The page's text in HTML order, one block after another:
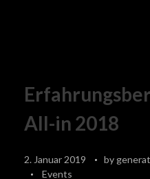
All-in 2018
2. Januar 2019 by
Events